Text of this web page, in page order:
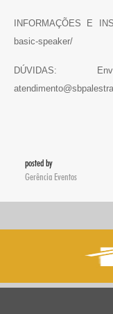
INFORMAÇÕES E
basic-speaker/
DÚVIDAS:
posted by
Gerência Eventos